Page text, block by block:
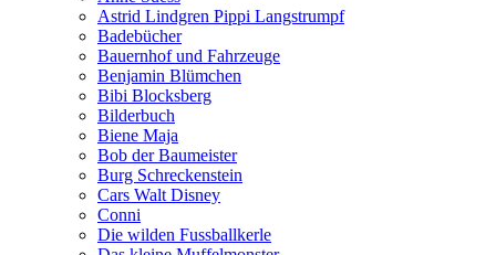
Astrid Lindgren Pippi Langstrumpf
Badebücher
Bauernhof und Fahrzeuge
Benjamin Blümchen
Bibi Blocksberg
Bilderbuch
Biene Maja
Bob der Baumeister
Burg Schreckenstein
Cars Walt Disney
Conni
Die wilden Fussballkerle